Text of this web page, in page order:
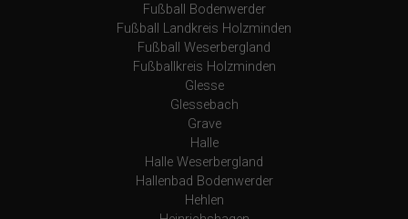
Fußball Bodenwerder
Fußball Landkreis Holzminden
Fußball Weserbergland
Fußballkreis Holzminden
Glesse
Glessebach
Grave
Halle
Halle Weserbergland
Hallenbad Bodenwerder
Hehlen